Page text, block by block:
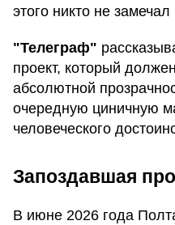
этого никто не
"Телеграф"
проект, который
абсолютной
очередную циничную
человеческого
Запоздавшая
В июне 2026 года